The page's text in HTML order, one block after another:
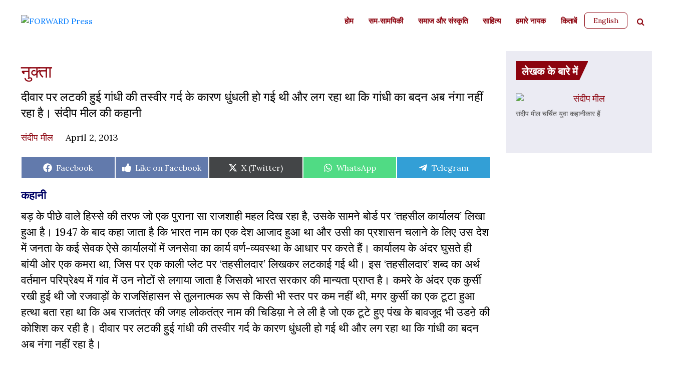
होम सम-सामयिकी समाज और संस्कृति साहित्‍य हमारे नायक किताबें English
नुक्ता
दीवार पर लटकी हुई गांधी की तस्वीर गर्द के कारण धुंधली हो गई थी और लग रहा था कि गांधी का बदन अब नंगा नहीं
रहा है। संदीप मील की कहानी
संदीप मील April 2, 2013
Share
Facebook
Share
Like on Facebook
Share
on
X (Twitter)
Share
WhatsApp
Share
Telegram
कहानी
बड़ के पीछे वाले हिस्से की तरफ जो एक पुराना सा राजशाही महल दिख रहा है, उसके सामने बोर्ड पर ‘तहसील कार्यालय’ लिखा
हुआ है। 1947 के बाद कहा जाता है कि भारत नाम का एक देश आजाद हुआ था और उसी का प्रशासन चलाने के लिए उस देश
में जनता के कई सेवक ऐसे कार्यालयों में जनसेवा का कार्य वर्ण-व्यवस्था के आधार पर करते हैं। कार्यालय के अंदर घुसते ही
बांयी ओर एक कमरा था, जिस पर एक काली प्लेट पर ‘तहसीलदार’ लिखकर लटकाई गई थी। इस ‘तहसीलदार’ शब्द का अर्थ
वर्तमान परिप्रेक्ष्य में गांव में उन नोटों से लगाया जाता है जिसको भारत सरकार की मान्यता प्राप्त है। कमरे के अंदर एक कुर्सी
रखी हुई थी जो रजवाड़ों के राजसिंहासन से तुलनात्मक रूप से किसी भी स्तर पर कम नहीं थी, मगर कुर्सी का एक टूटा हुआ
हत्था बता रहा था कि अब राजतंत्र की जगह लोकतंत्र नाम की चिडिय़ा ने ले ली है जो एक टूटे हुए पंख के बावजूद भी उडऩे की
कोशिश कर रही है। दीवार पर लटकी हुई गांधी की तस्वीर गर्द के कारण धुंधली हो गई थी और लग रहा था कि गांधी का बदन
अब नंगा नहीं रहा है।
लेखक के बारे में
संदीप मील
संदीप मील चर्चित युवा कहानीकार हैं